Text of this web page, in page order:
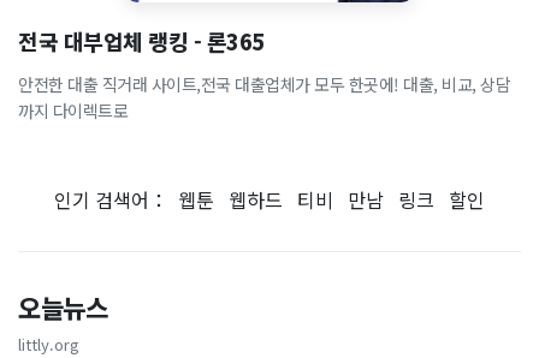
전국 대부업체 랭킹 - 론365
안전한 대출 직거래 사이트,전국 대출업체가 모두 한곳에! 대출, 비교, 상담
까지 다이렉트로
인기 검색어： 웹툰 웹하드 티비 만남 링크 할인
오늘뉴스
littly.org